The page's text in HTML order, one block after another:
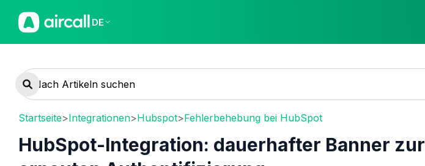
DE
Startseite>Integrationen>Hubspot>Fehlerbehebung bei HubSpot
HubSpot-Integration: dauerhafter Banner zur